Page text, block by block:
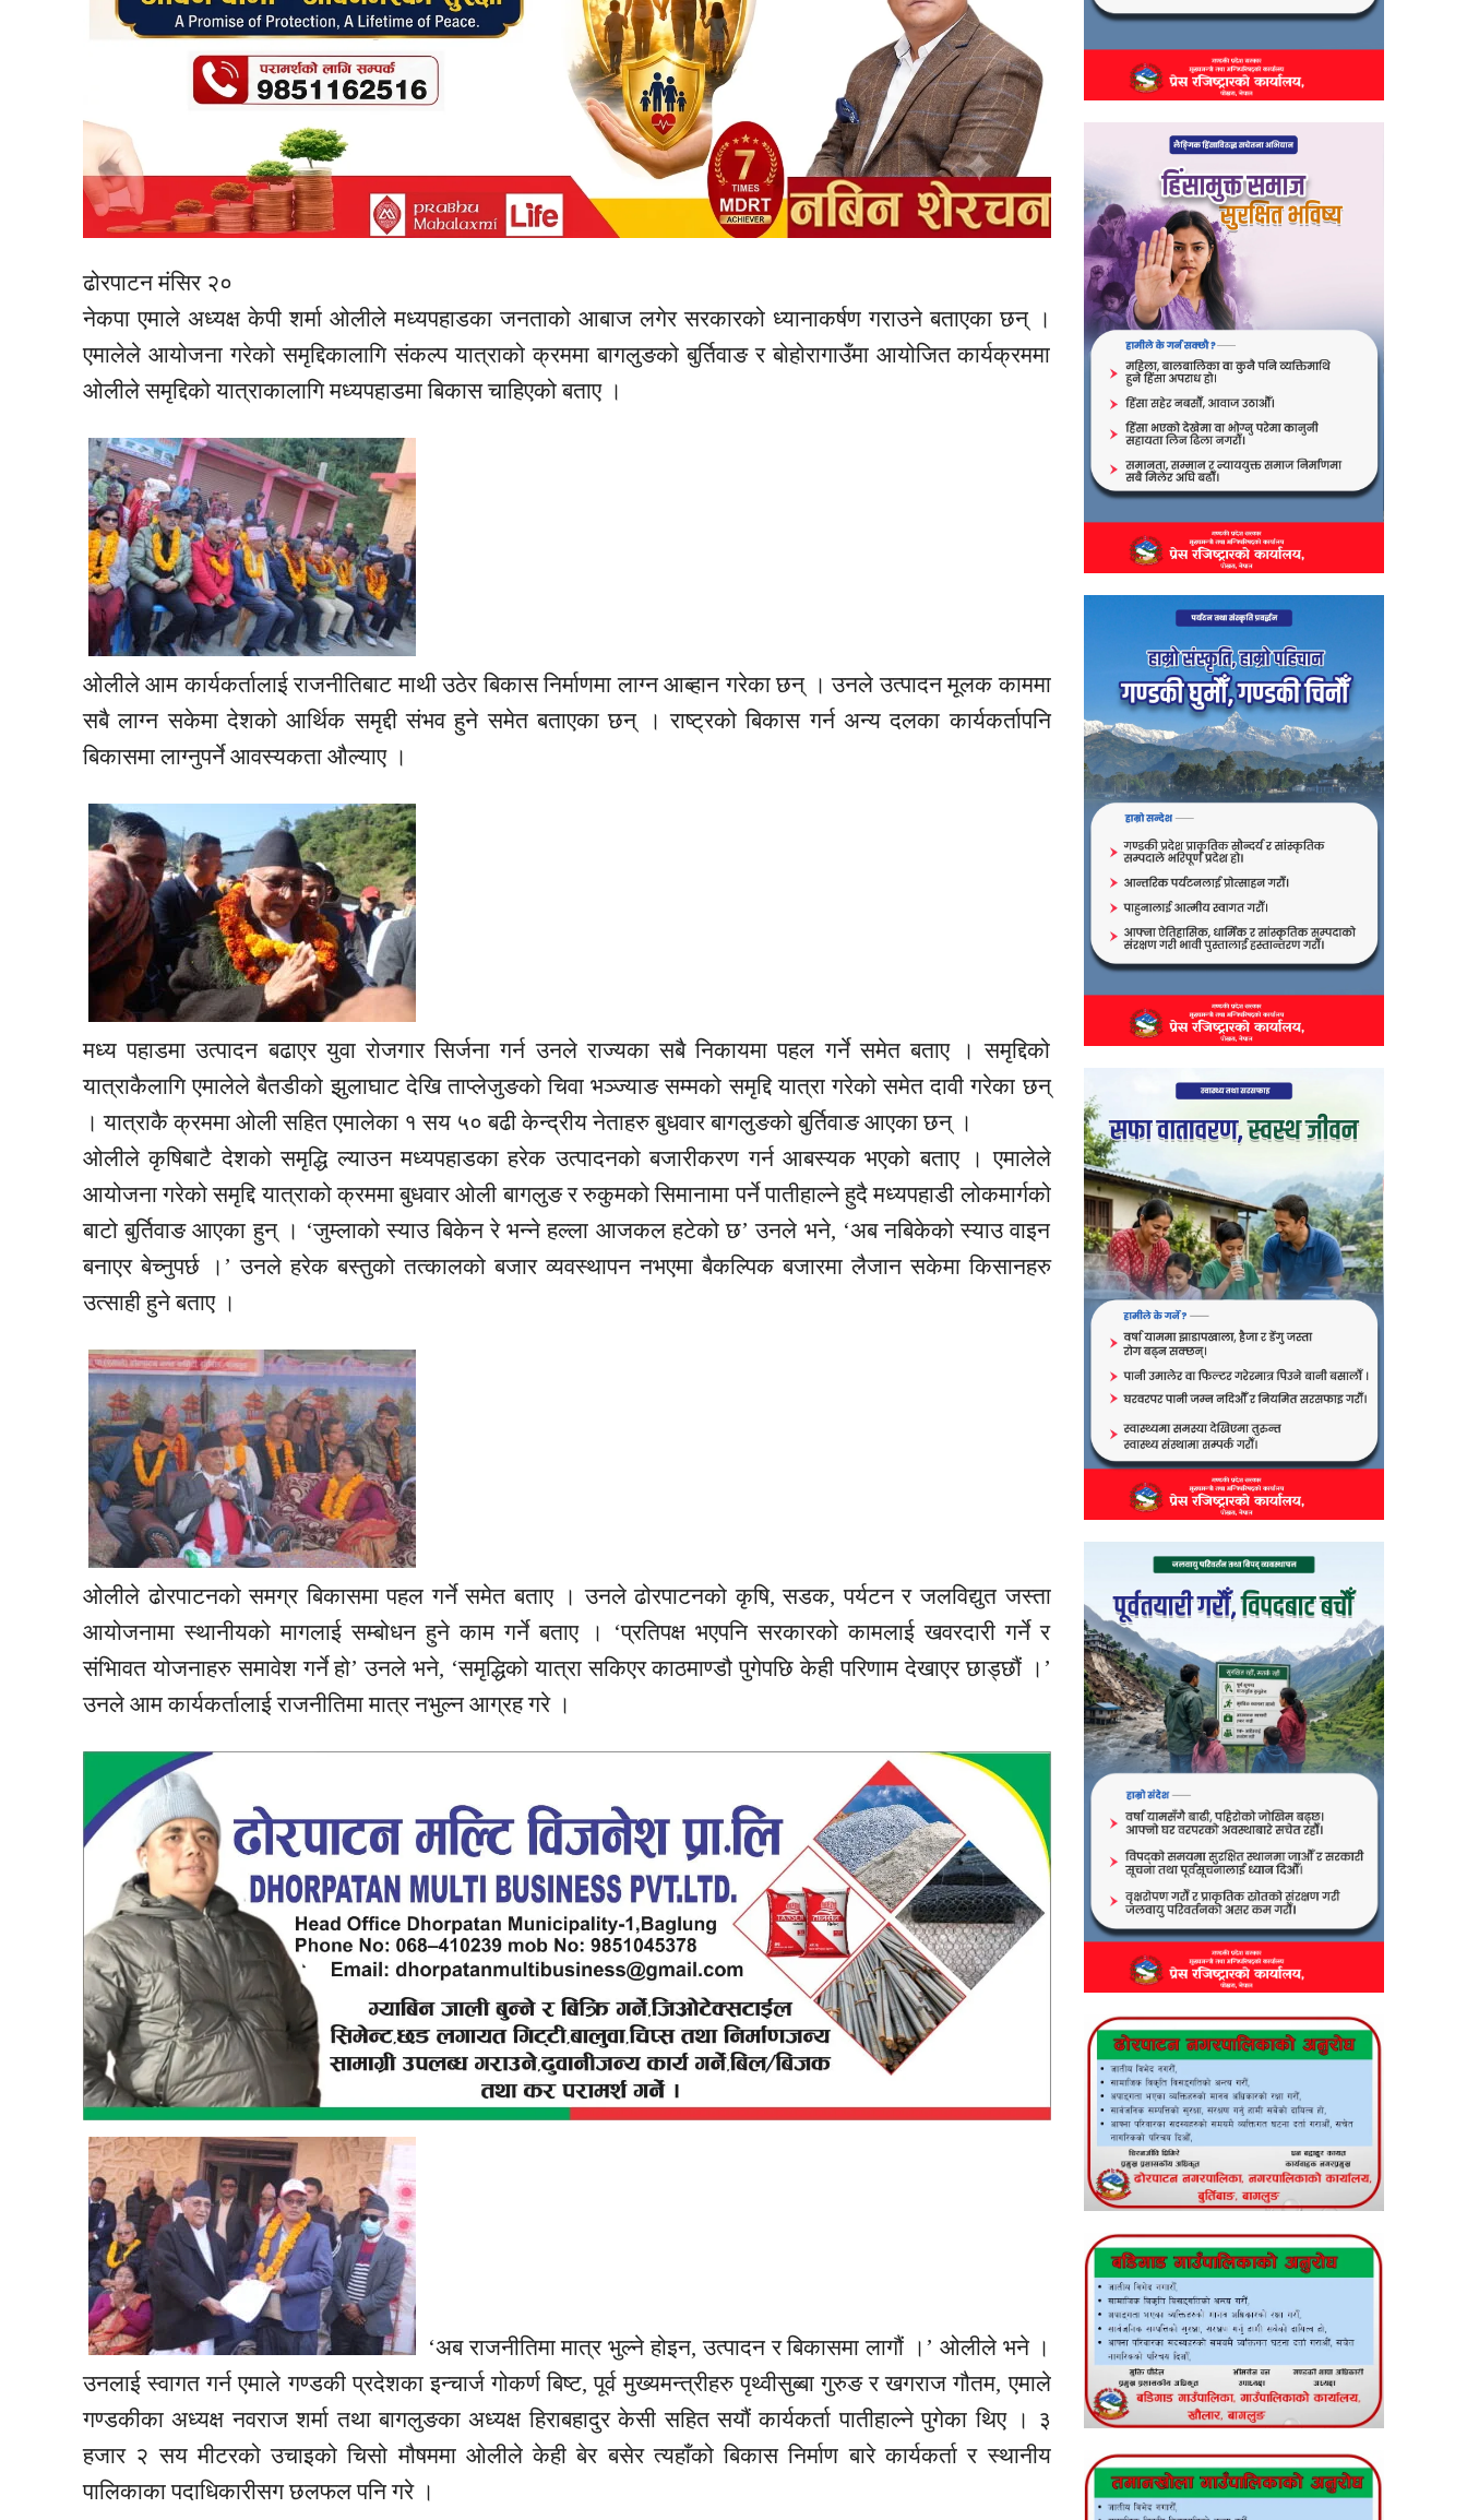
ढोरपाटन मंसिर २०
नेकपा एमाले अध्यक्ष केपी शर्मा ओलीले मध्यपहाडका जनताको आबाज लगेर सरकारको ध्यानाकर्षण गराउने बताएका छन् ।
एमालेले आयोजना गरेको समृद्दिकालागि संकल्प यात्राको क्रममा बागलुङको बुर्तिवाङ र बोहोरागाउँमा आयोजित कार्यक्रममा
ओलीले समृद्दिको यात्राकालागि मध्यपहाडमा बिकास चाहिएको बताए ।
ओलीले आम कार्यकर्तालाई राजनीतिबाट माथी उठेर बिकास निर्माणमा लाग्न आब्हान गरेका छन् । उनले उत्पादन मूलक काममा
सबै लाग्न सकेमा देशको आर्थिक समृद्दी संभव हुने समेत बताएका छन् । राष्ट्रको बिकास गर्न अन्य दलका कार्यकर्तापनि
बिकासमा लाग्नुपर्ने आवस्यकता औल्याए ।
मध्य पहाडमा उत्पादन बढाएर युवा रोजगार सिर्जना गर्न उनले राज्यका सबै निकायमा पहल गर्ने समेत बताए । समृद्दिको
यात्राकैलागि एमालेले बैतडीको झुलाघाट देखि ताप्लेजुङको चिवा भञ्ज्याङ सम्मको समृद्दि यात्रा गरेको समेत दावी गरेका छन्
। यात्राकै क्रममा ओली सहित एमालेका १ सय ५० बढी केन्द्रीय नेताहरु बुधवार बागलुङको बुर्तिवाङ आएका छन् ।
ओलीले कृषिबाटै देशको समृद्धि ल्याउन मध्यपहाडका हरेक उत्पादनको बजारीकरण गर्न आबस्यक भएको बताए । एमालेले
आयोजना गरेको समृद्दि यात्राको क्रममा बुधवार ओली बागलुङ र रुकुमको सिमानामा पर्ने पातीहाल्ने हुदै मध्यपहाडी लोकमार्गको
बाटो बुर्तिवाङ आएका हुन् । ‘जुम्लाको स्याउ बिकेन रे भन्ने हल्ला आजकल हटेको छ’ उनले भने, ‘अब नबिकेको स्याउ वाइन
बनाएर बेच्नुपर्छ ।’ उनले हरेक बस्तुको तत्कालको बजार व्यवस्थापन नभएमा बैकल्पिक बजारमा लैजान सकेमा किसानहरु
उत्साही हुने बताए ।
ओलीले ढोरपाटनको समग्र बिकासमा पहल गर्ने समेत बताए । उनले ढोरपाटनको कृषि, सडक, पर्यटन र जलविद्युत जस्ता
आयोजनामा स्थानीयको मागलाई सम्बोधन हुने काम गर्ने बताए । ‘प्रतिपक्ष भएपनि सरकारको कामलाई खवरदारी गर्ने र
संभािवत योजनाहरु समावेश गर्ने हो’ उनले भने, ‘समृद्धिको यात्रा सकिएर काठमाण्डौ पुगेपछि केही परिणाम देखाएर छाड्छौं ।’
उनले आम कार्यकर्तालाई राजनीतिमा मात्र नभुल्न आग्रह गरे ।
‘अब राजनीतिमा मात्र भुल्ने होइन, उत्पादन र बिकासमा लागौं ।’ ओलीले भने ।
उनलाई स्वागत गर्न एमाले गण्डकी प्रदेशका इन्चार्ज गोकर्ण बिष्ट, पूर्व मुख्यमन्त्रीहरु पृथ्वीसुब्बा गुरुङ र खगराज गौतम, एमाले
गण्डकीका अध्यक्ष नवराज शर्मा तथा बागलुङका अध्यक्ष हिराबहादुर केसी सहित सयौं कार्यकर्ता पातीहाल्ने पुगेका थिए । ३
हजार २ सय मीटरको उचाइको चिसो मौषममा ओलीले केही बेर बसेर त्यहाँको बिकास निर्माण बारे कार्यकर्ता र स्थानीय
पालिकाका पदाधिकारीसग छलफल पनि गरे ।